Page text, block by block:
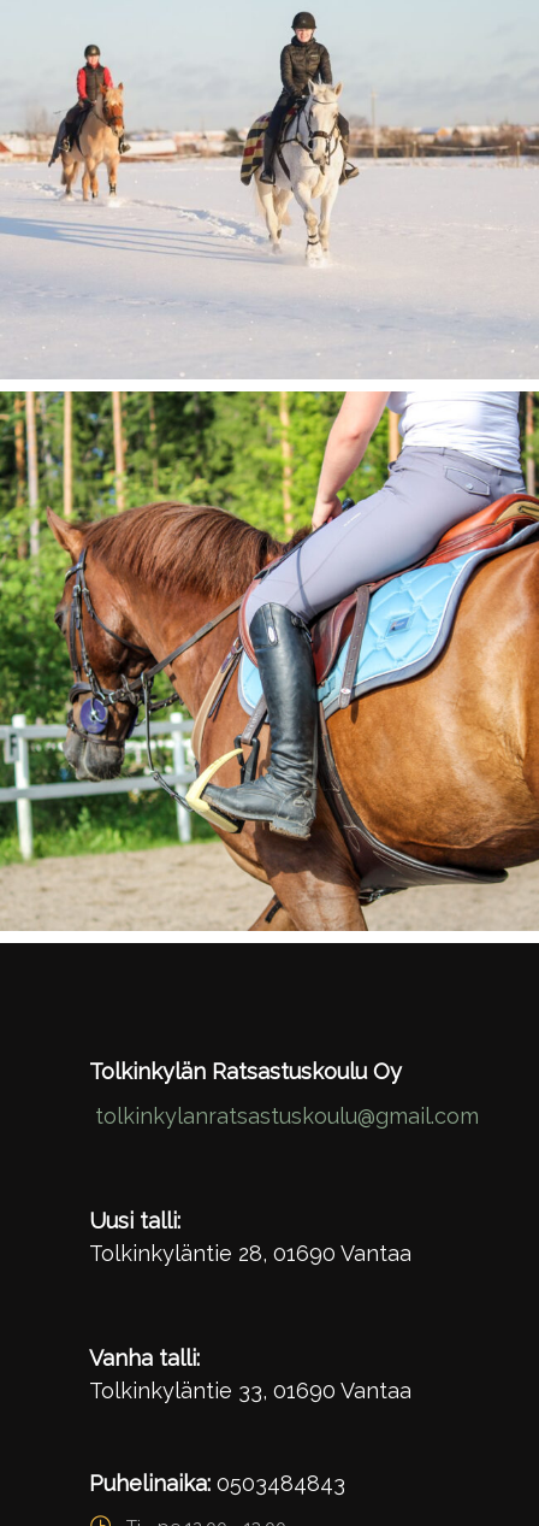
Tolkinkylän Ratsastuskoulu Oy
tolkinkylanratsastuskoulu@gmail.com
Uusi talli:
Tolkinkyläntie 28, 01690 Vantaa
Vanha talli:
Tolkinkyläntie 33, 01690 Vantaa
Puhelinaika: 0503484843